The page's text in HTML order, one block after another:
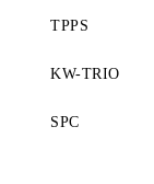
TPPS
KW-TRIO
SPC